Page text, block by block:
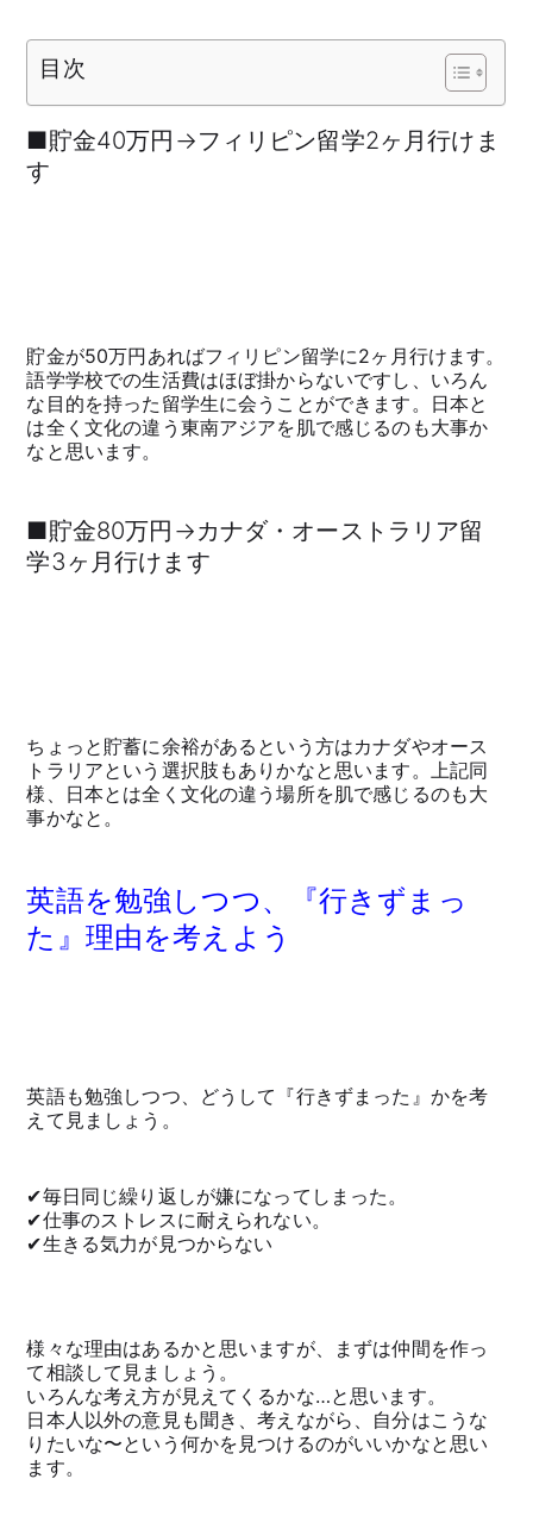
目次
■貯金40万円→フィリピン留学2ヶ月行けま
す
貯金が50万円あればフィリピン留学に2ヶ月行けます。
語学学校での生活費はほぼ掛からないですし、いろん
な目的を持った留学生に会うことができます。日本と
は全く文化の違う東南アジアを肌で感じるのも大事か
なと思います。
■貯金80万円→カナダ・オーストラリア留
学3ヶ月行けます
ちょっと貯蓄に余裕があるという方はカナダやオース
トラリアという選択肢もありかなと思います。上記同
様、日本とは全く文化の違う場所を肌で感じるのも大
事かなと。
英語を勉強しつつ、『行きずまっ
た』理由を考えよう
英語も勉強しつつ、どうして『行きずまった』かを考
えて見ましょう。
✔︎毎日同じ繰り返しが嫌になってしまった。
✔︎仕事のストレスに耐えられない。
✔︎生きる気力が見つからない
様々な理由はあるかと思いますが、まずは仲間を作っ
て相談して見ましょう。
いろんな考え方が見えてくるかな…と思います。
日本人以外の意見も聞き、考えながら、自分はこうな
りたいな〜という何かを見つけるのがいいかなと思い
ます。